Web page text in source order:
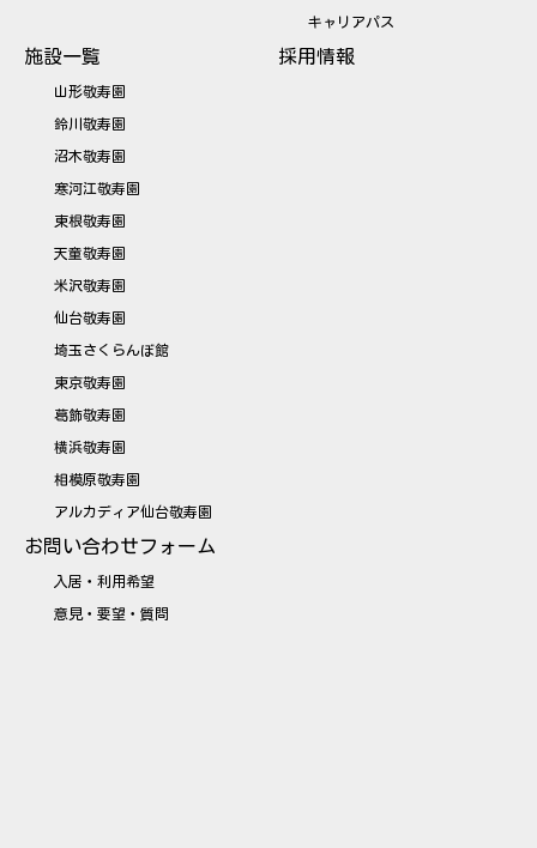
キャリアパス
施設一覧
山形敬寿園
鈴川敬寿園
沼木敬寿園
寒河江敬寿園
東根敬寿園
天童敬寿園
米沢敬寿園
仙台敬寿園
埼玉さくらんぼ館
東京敬寿園
葛飾敬寿園
横浜敬寿園
相模原敬寿園
アルカディア仙台敬寿園
採用情報
お問い合わせフォーム
入居・利用希望
意見・要望・質問